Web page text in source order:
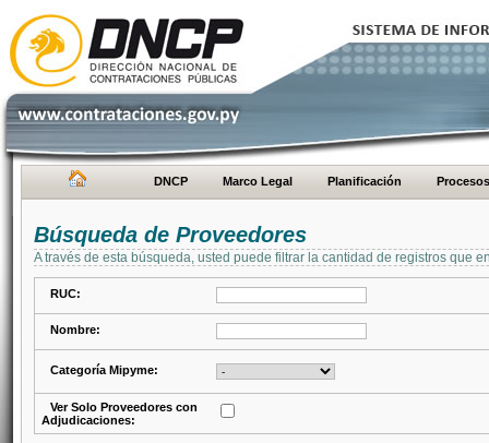
DNCP Marco Legal Planificación Procesos
Búsqueda de Proveedores
A través de esta búsqueda, usted puede filtrar la cantidad de registros que
RUC:
Nombre:
Categoría Mipyme:
Ver Solo Proveedores con
Adjudicaciones: